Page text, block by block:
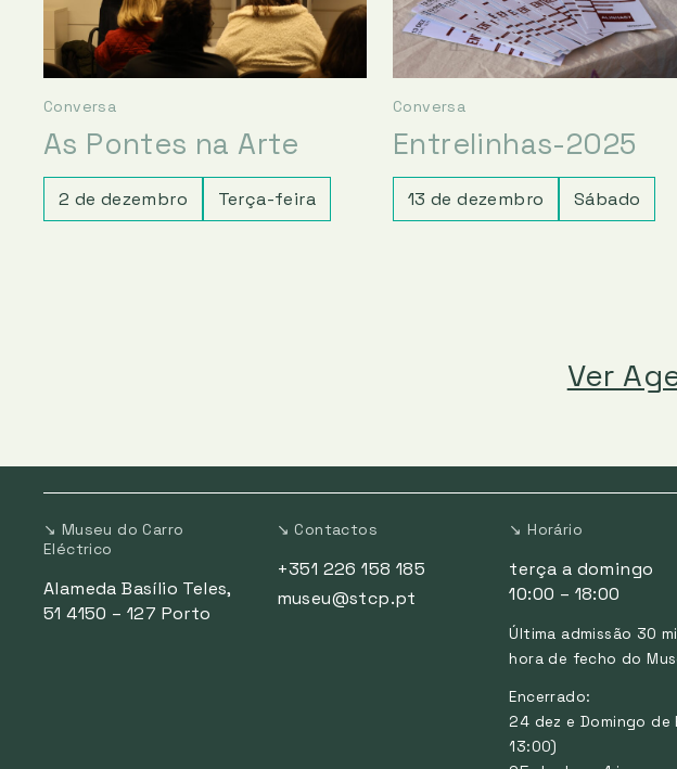
Conversa
As Pontes na Arte
2 de dezembro Terça-feira
Conversa
Entrelinhas-2025
13 de dezembro Sábado
Ver
↘ Museu do Carro
Eléctrico
Alameda Basílio Teles,
51 4150 – 127 Porto
↘ Contactos
+351 226 158 185
museu@stcp.pt
↘ Horário
terça a domingo
10:00 – 18:00
Última admissão 30
hora de fecho do
Encerrado:
24 dez e Domingo
13:00)